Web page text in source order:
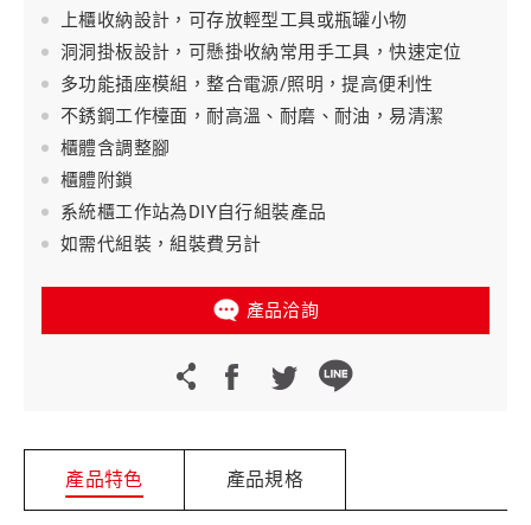
上櫃收納設計，可存放輕型工具或瓶罐小物
洞洞掛板設計，可懸掛收納常用手工具，快速定位
多功能插座模組，整合電源/照明，提高便利性
不銹鋼工作檯面，耐高溫、耐磨、耐油，易清潔
櫃體含調整腳
櫃體附鎖
系統櫃工作站為DIY自行組裝產品
如需代組裝，組裝費另計
產品洽詢
產品特色 產品規格